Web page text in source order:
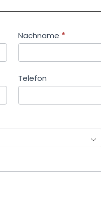
Nachname *
Telefon